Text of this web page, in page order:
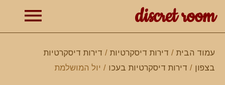
discret room
עמוד הבית / דירות דיסקרטיות / דירות דיסקרטיות
בצפון / דירות דיסקרטיות בעכו / יול המושלמת